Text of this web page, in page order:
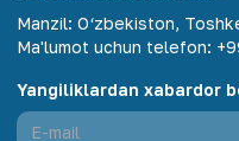
Manzil: O‘zbekiston,
Ma'lumot uchun telefon:
Yangiliklardan xabardor